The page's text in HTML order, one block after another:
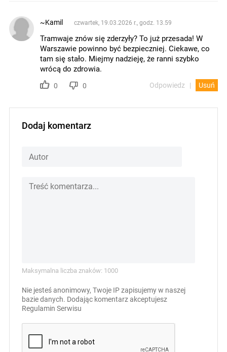
~Kamil czwartek, 19.03.2026 r., godz. 13.59
Tramwaje znów się zderzyły? To już przesada! W
Warszawie powinno być bezpieczniej. Ciekawe, co
tam się stało. Miejmy nadzieję, że ranni szybko
wrócą do zdrowia.
0 0 Odpowiedz Usuń
Dodaj komentarz
Maksymalna liczba znaków: 1000
Nie jesteś anonimowy, Twoje IP zapisujemy w naszej
bazie danych. Dodając komentarz akceptujesz
Regulamin Serwisu